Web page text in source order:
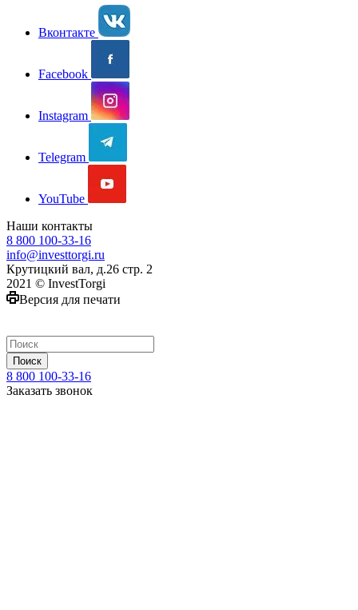
Вконтакте
Facebook
Instagram
Telegram
YouTube
Наши контакты
8 800 100-33-16
info@investtorgi.ru
Крутицкий вал, д.26 стр. 2
2021 © InvestTorgi
Версия для печати
Поиск
8 800 100-33-16
Заказать звонок